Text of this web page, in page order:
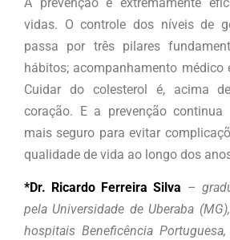
vidas. O controle dos níveis de
passa por três pilares
hábitos; acompanhamento médico
Cuidar do colesterol é, acima
coração. E a prevenção
mais seguro para evitar
qualidade de vida ao longo dos
*Dr. Ricardo Ferreira Silva –
pela Universidade de Uberaba
hospitais Beneficência